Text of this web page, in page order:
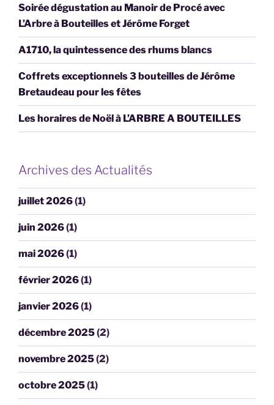
Soirée dégustation au Manoir de Procé avec
L’Arbre à Bouteilles et Jérôme Forget
A1710, la quintessence des rhums blancs
Coffrets exceptionnels 3 bouteilles de Jérôme
Bretaudeau pour les fêtes
Les horaires de Noël à L’ARBRE A BOUTEILLES
Archives des Actualités
juillet 2026(1)
juin 2026(1)
mai 2026(1)
février 2026(1)
janvier 2026(1)
décembre 2025(2)
novembre 2025(2)
octobre 2025(1)